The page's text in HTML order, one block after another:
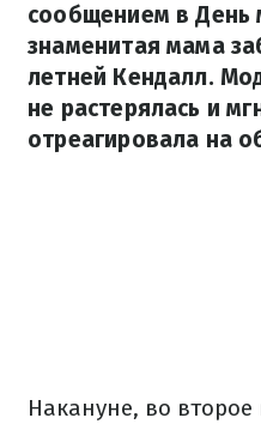
сообщением в День
знаменитая мама
летней Кендалл.
не растерялась и
отреагировала на
Накануне, во второе